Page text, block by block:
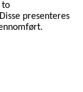
to
presenteres